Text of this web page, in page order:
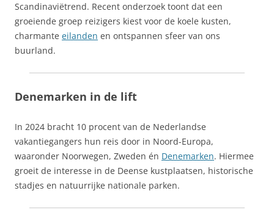
Scandinaviëtrend. Recent onderzoek toont dat een
groeiende groep reizigers kiest voor de koele kusten,
charmante eilanden en ontspannen sfeer van ons
buurland.
Denemarken in de lift
In 2024 bracht 10 procent van de Nederlandse
vakantiegangers hun reis door in Noord-Europa,
waaronder Noorwegen, Zweden én Denemarken. Hiermee
groeit de interesse in de Deense kustplaatsen, historische
stadjes en natuurrijke nationale parken.